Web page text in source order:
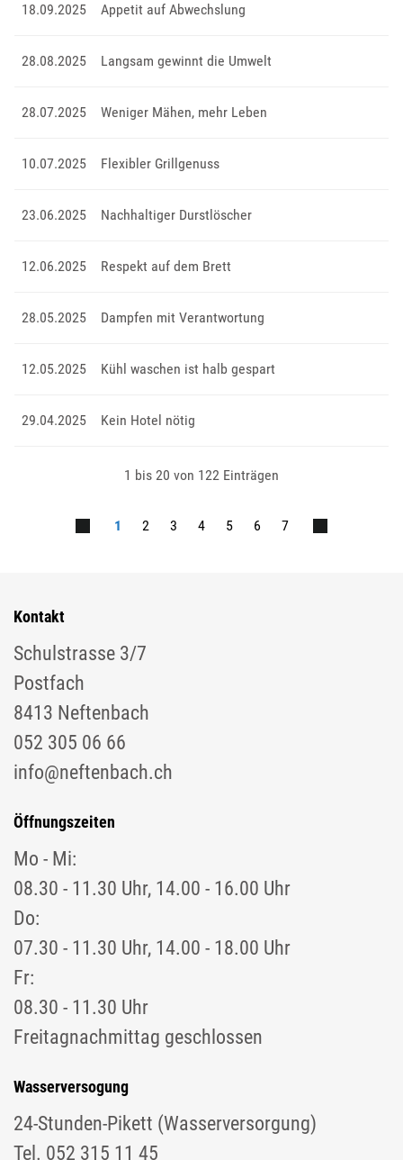
18.09.2025 Appetit auf Abwechslung
28.08.2025 Langsam gewinnt die Umwelt
28.07.2025 Weniger Mähen, mehr Leben
10.07.2025 Flexibler Grillgenuss
23.06.2025 Nachhaltiger Durstlöscher
12.06.2025 Respekt auf dem Brett
28.05.2025 Dampfen mit Verantwortung
12.05.2025 Kühl waschen ist halb gespart
29.04.2025 Kein Hotel nötig
1 bis 20 von 122 Einträgen
1 2 3 4 5 6 7
Kontakt
Schulstrasse 3/7
Postfach
8413 Neftenbach
052 305 06 66
info@neftenbach.ch
Öffnungszeiten
Mo - Mi:
08.30 - 11.30 Uhr, 14.00 - 16.00 Uhr
Do:
07.30 - 11.30 Uhr, 14.00 - 18.00 Uhr
Fr:
08.30 - 11.30 Uhr
Freitagnachmittag geschlossen
Wasserversogung
24-Stunden-Pikett (Wasserversorgung)
Tel. 052 315 11 45